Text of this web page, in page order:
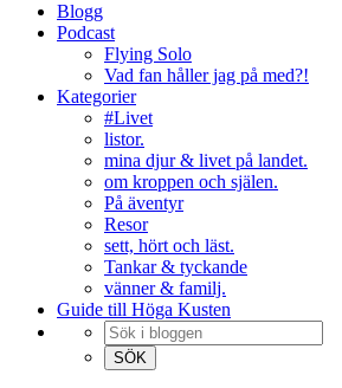
Blogg
Podcast
Flying Solo
Vad fan håller jag på med?!
Kategorier
#Livet
listor.
mina djur & livet på landet.
om kroppen och själen.
På äventyr
Resor
sett, hört och läst.
Tankar & tyckande
vänner & familj.
Guide till Höga Kusten